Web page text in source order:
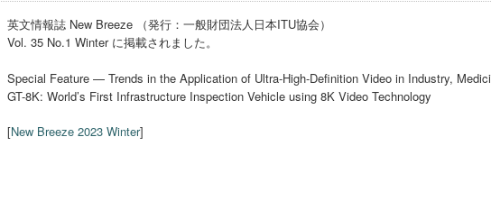
英文情報誌 New Breeze （発行：一般財団法人日本ITU協会）
Vol. 35 No.1 Winter に掲載されました。
Special Feature — Trends in the Application of Ultra-High-Definition Video in Industry,
GT-8K: World’s First Infrastructure Inspection Vehicle using 8K Video Technology
[New Breeze 2023 Winter]